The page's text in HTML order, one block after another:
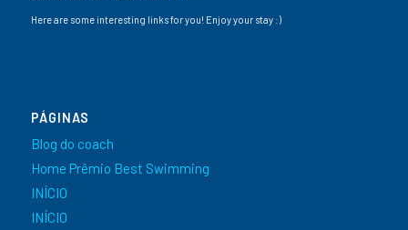
Here are some interesting links for you! Enjoy your stay :)
PÁGINAS
Blog do coach
Home Prêmio Best Swimming
INÍCIO
INÍCIO